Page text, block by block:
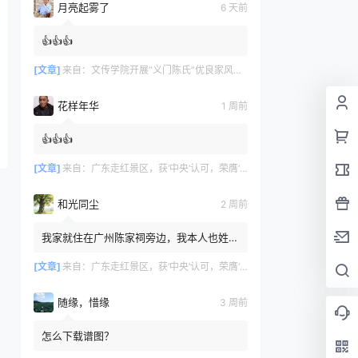
月亮起雾了 6 天前
👍👍👍
[文章] 来自： 文传学院开展“义门陈氏”优良家风研学活动
花样年华 1 周前
👍👍👍
[文章] 来自： 广东走红景区，获‘中央’认可，荣膺‘广州文化名片
和光同尘 2 周前
我家就住在广州陈家祠旁边，我本人也姓
道自己是否也来自义门陈氏。
[文章] 来自： 广东走红景区，获‘中央’认可，荣膺‘广州文化名片
随缘，惜缘 3 周前
怎么下载谱图？